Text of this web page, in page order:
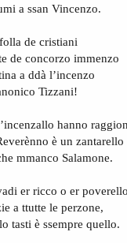
a ssan Vincenzo.
de cristiani
de concorzo immenzo
a ddà l’incenzo
Tizzani!
hanno
è un zantarello
mmanco Salamone.
er ricco o er
a ttutte le perzone,
tasti è ssempre quello.